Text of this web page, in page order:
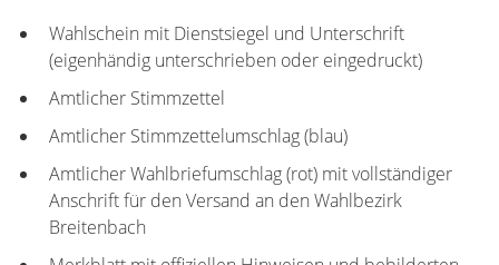
Wahlschein mit Dienstsiegel und Unterschrift
(eigenhändig unterschrieben oder eingedruckt)
Amtlicher Stimmzettel
Amtlicher Stimmzettelumschlag (blau)
Amtlicher Wahlbriefumschlag (rot) mit vollständiger
Anschrift für den Versand an den Wahlbezirk
Breitenbach